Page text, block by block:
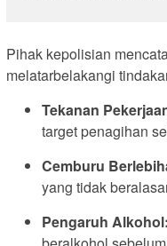
Pihak kepolisian
melatarbelakangi
Tekanan
target penagihan
Cemburu
yang tidak
Pengaruh Alkohol: